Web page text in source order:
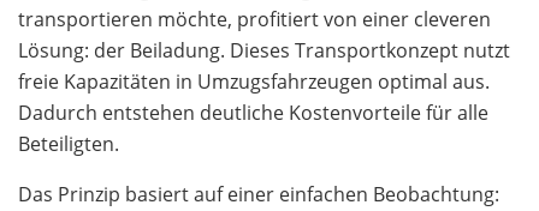
transportieren möchte, profitiert von einer cleveren
Lösung: der Beiladung. Dieses Transportkonzept nutzt
freie Kapazitäten in Umzugsfahrzeugen optimal aus.
Dadurch entstehen deutliche Kostenvorteile für alle
Beteiligten.
Das Prinzip basiert auf einer einfachen Beobachtung: